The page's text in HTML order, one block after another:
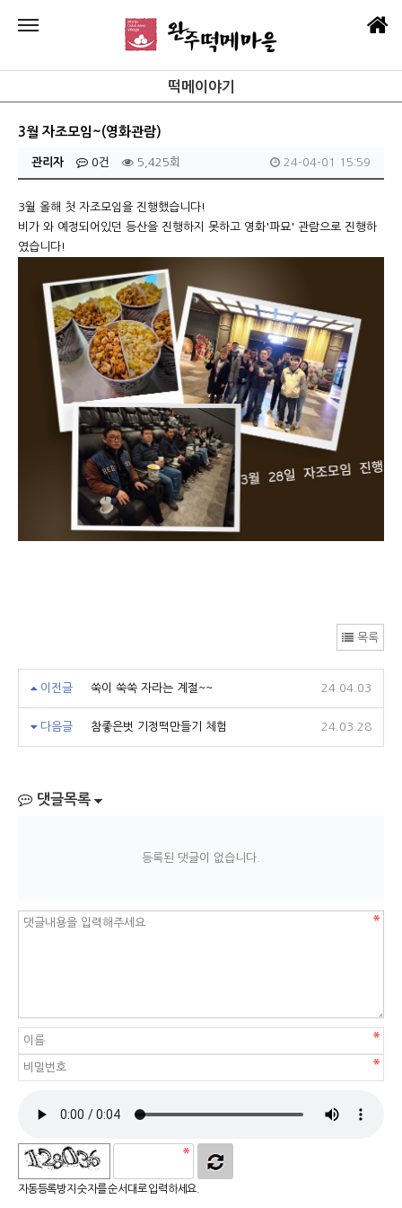
떡메이야기
3월 자조모임~(영화관람)
관리자 0건 5,425회 24-04-01 15:59
3월 올해 첫 자조모임을 진행했습니다!
비가 와 예정되어있던 등산을 진행하지 못하고 영화'파묘' 관람으로 진행하
였습니다!
목록
이전글 쑥이 쑥쑥 자라는 계절~~ 24.04.03
다음글 참좋은벗 기정떡만들기 체험 24.03.28
댓글목록
등록된 댓글이 없습니다.
자동등록방지 숫자를 순서대로 입력하세요.